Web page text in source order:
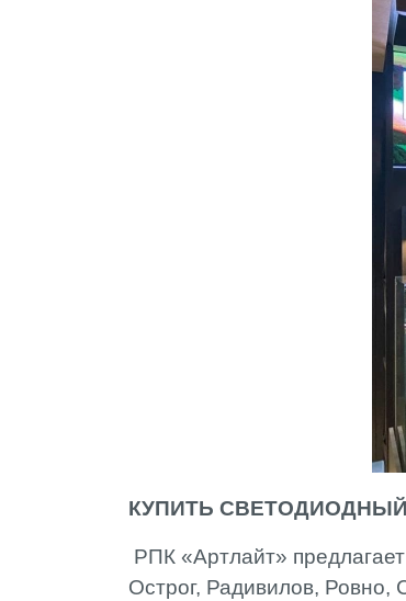
КУПИТЬ
РПК «Артлайт»
Острог, Радивилов,